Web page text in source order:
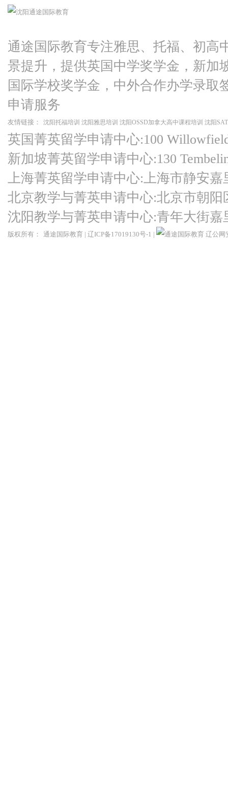
通途国际教育专注雅思、托福、初高
景提升，提供英国中学奖学金，新加
国际学校奖学金，中外合作办学录取
申请服务
友情链接： 沈阳托福培训 沈阳雅思培训 沈阳OSSD加拿大高中课程培训 沈阳
英国菁英留学申请中心:100
新加坡菁英留学申请中心:130
上海菁英留学申请中心:上海市静安嘉
北京教学与菁英申请中心:北京市朝
沈阳教学与菁英申请中心:青年大街
版权所有： 通途国际教育 | 辽ICP备17019130号-1 | 辽公网